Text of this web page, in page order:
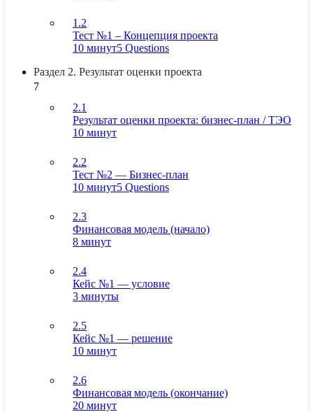
1.2
Тест №1 – Концепция проекта
10 минут5 Questions
Раздел 2. Результат оценки проекта
7
2.1
Результат оценки проекта: бизнес-план / ТЭО
10 минут
2.2
Тест №2 — Бизнес-план
10 минут5 Questions
2.3
Финансовая модель (начало)
8 минут
2.4
Кейс №1 — условие
3 минуты
2.5
Кейс №1 — решение
10 минут
2.6
Финансовая модель (окончание)
20 минут